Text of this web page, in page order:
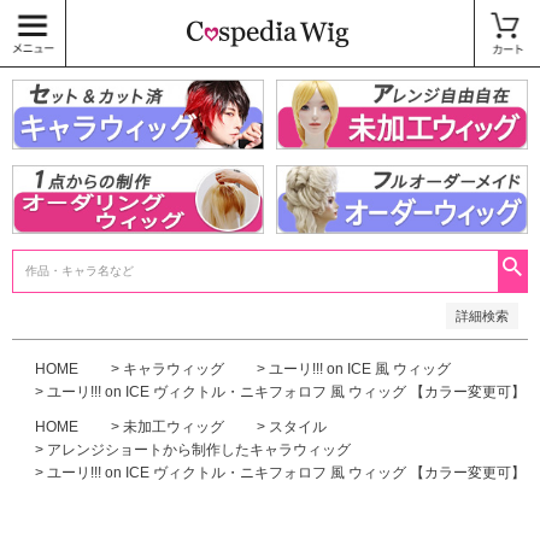
詳細検索
〜
商品タグ
キャラウィッグ
未加工ウィッグ
ベースウィッグ
衣装
SALE中
HOME キャラウィッグ
ユーリ!!! on ICE 風 ウィッグ
ユーリ!!! on ICE ヴィクトル・ニキフォロフ 風 ウィッグ 【カラー変更可】
HOME 未加工ウィッグ
スタイル
アレンジショートから制作したキャラウィッグ
ユーリ!!! on ICE ヴィクトル・ニキフォロフ 風 ウィッグ 【カラー変更可】